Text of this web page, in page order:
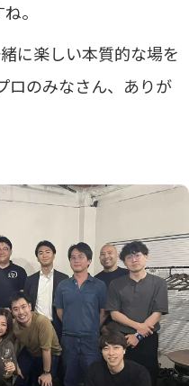
。
に楽しい本質的な場を
ロのみなさん、ありが